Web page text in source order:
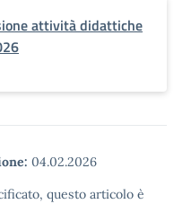
attività didattiche
04.02.2026
questo articolo è